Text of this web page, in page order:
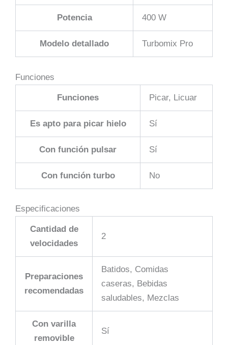
Potencia 400 W
Modelo detallado Turbomix Pro
Funciones
Funciones Picar, Licuar
Es apto para picar hielo Sí
Con función pulsar Sí
Con función turbo No
Especificaciones
Cantidad de
velocidades
2
Preparaciones
recomendadas
Batidos, Comidas
caseras, Bebidas
saludables, Mezclas
Con varilla
removible
Sí